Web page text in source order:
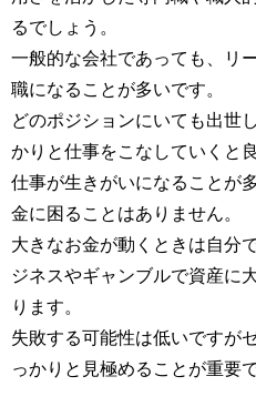
るでしょう。
一般的な会社であっても、リ
職になることが多いです。
どのポジションにいても出世
かりと仕事をこなしていくと
仕事が生きがいになることが
金に困ることはありません。
大きなお金が動くときは自分
ジネスやギャンブルで資産に
ります。
失敗する可能性は低いですが
っかりと見極めることが重要で